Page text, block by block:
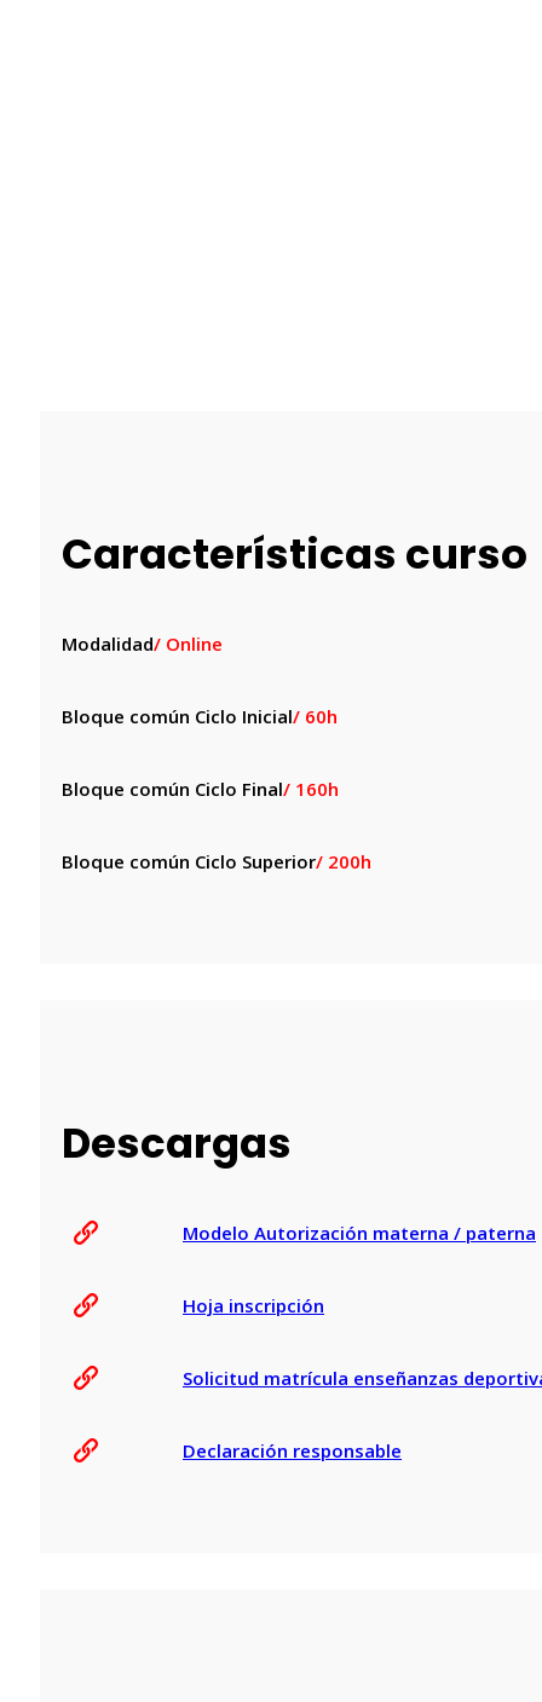
Características curso
Modalidad/ Online
Bloque común Ciclo Inicial/ 60h
Bloque común Ciclo Final/ 160h
Bloque común Ciclo Superior/ 200h
Descargas
Modelo Autorización materna / paterna
Hoja inscripción
Solicitud matrícula enseñanzas
Declaración responsable